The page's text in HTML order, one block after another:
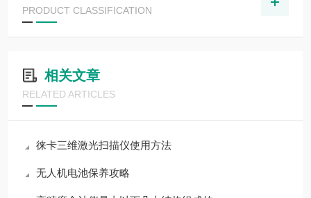
PRODUCT CLASSIFICATION
相关文章
RELATED ARTICLES
徕卡三维激光扫描仪使用方法
无人机电池保养攻略